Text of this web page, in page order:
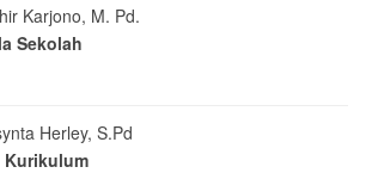
Karjono, M. Pd.
Sekolah
Herley, S.Pd
Kurikulum